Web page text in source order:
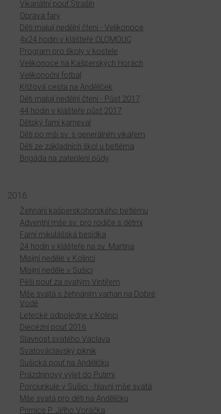
Vikariátní pouť Strašín
Oprava fary
Děti malují nedělní čtení - Velikonoce
4x24 hodin v klášteře OLOMOUC
Program pro školy v kostele
Velikonoce na Kašperských Horách
Velikonoční fotbal
Křížová cesta na Andělíček
Děti malují nedělní čtení - Půst 2017
44 hodin v klášteře půst 2017
Dětský farní karneval
Děti po mši sv. s generálním vikářem
Děti ze základních škol u betléma
Brigáda na zateplení půdy
2016
Žehnání kašperskohorského betlému
Adventní mše sv. pro rodiče s dětmi
Farní mikulášská besídka
24 hodin v klášteře na sv. Martina
Misijní neděle v Kolinci
Misijní neděle v Sušici
Pěší pouť za svatým Vintířem
Mše svatá s žehnáním varhan na Dobré
Vodě
Letecké odpoledne v Kolinci
Diecézní pouť 2016
Slavnost svatého Václava
Svatováclavský piknik
Sušická pouť na Andělíčku
Prázdninový výlet do Putimi
Porciunkule v Sušici - hlavní mše svatá
Mše svatá pro děti na Andělíčku
Primice P. Jiřího Voráčka